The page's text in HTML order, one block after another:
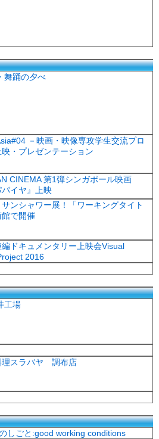
舞踊の夕べ
－映画・映像専攻学生交流プロ
・プレゼンテーション
CINEMA 第1弾シンガポール映画
パイヤ』上映
ンシャワー展！「ワーキングタイト
館で開催
ドキュメンタリー上映会Visual
2016
工場
理スラバヤ 調布店
しごと:good working conditions